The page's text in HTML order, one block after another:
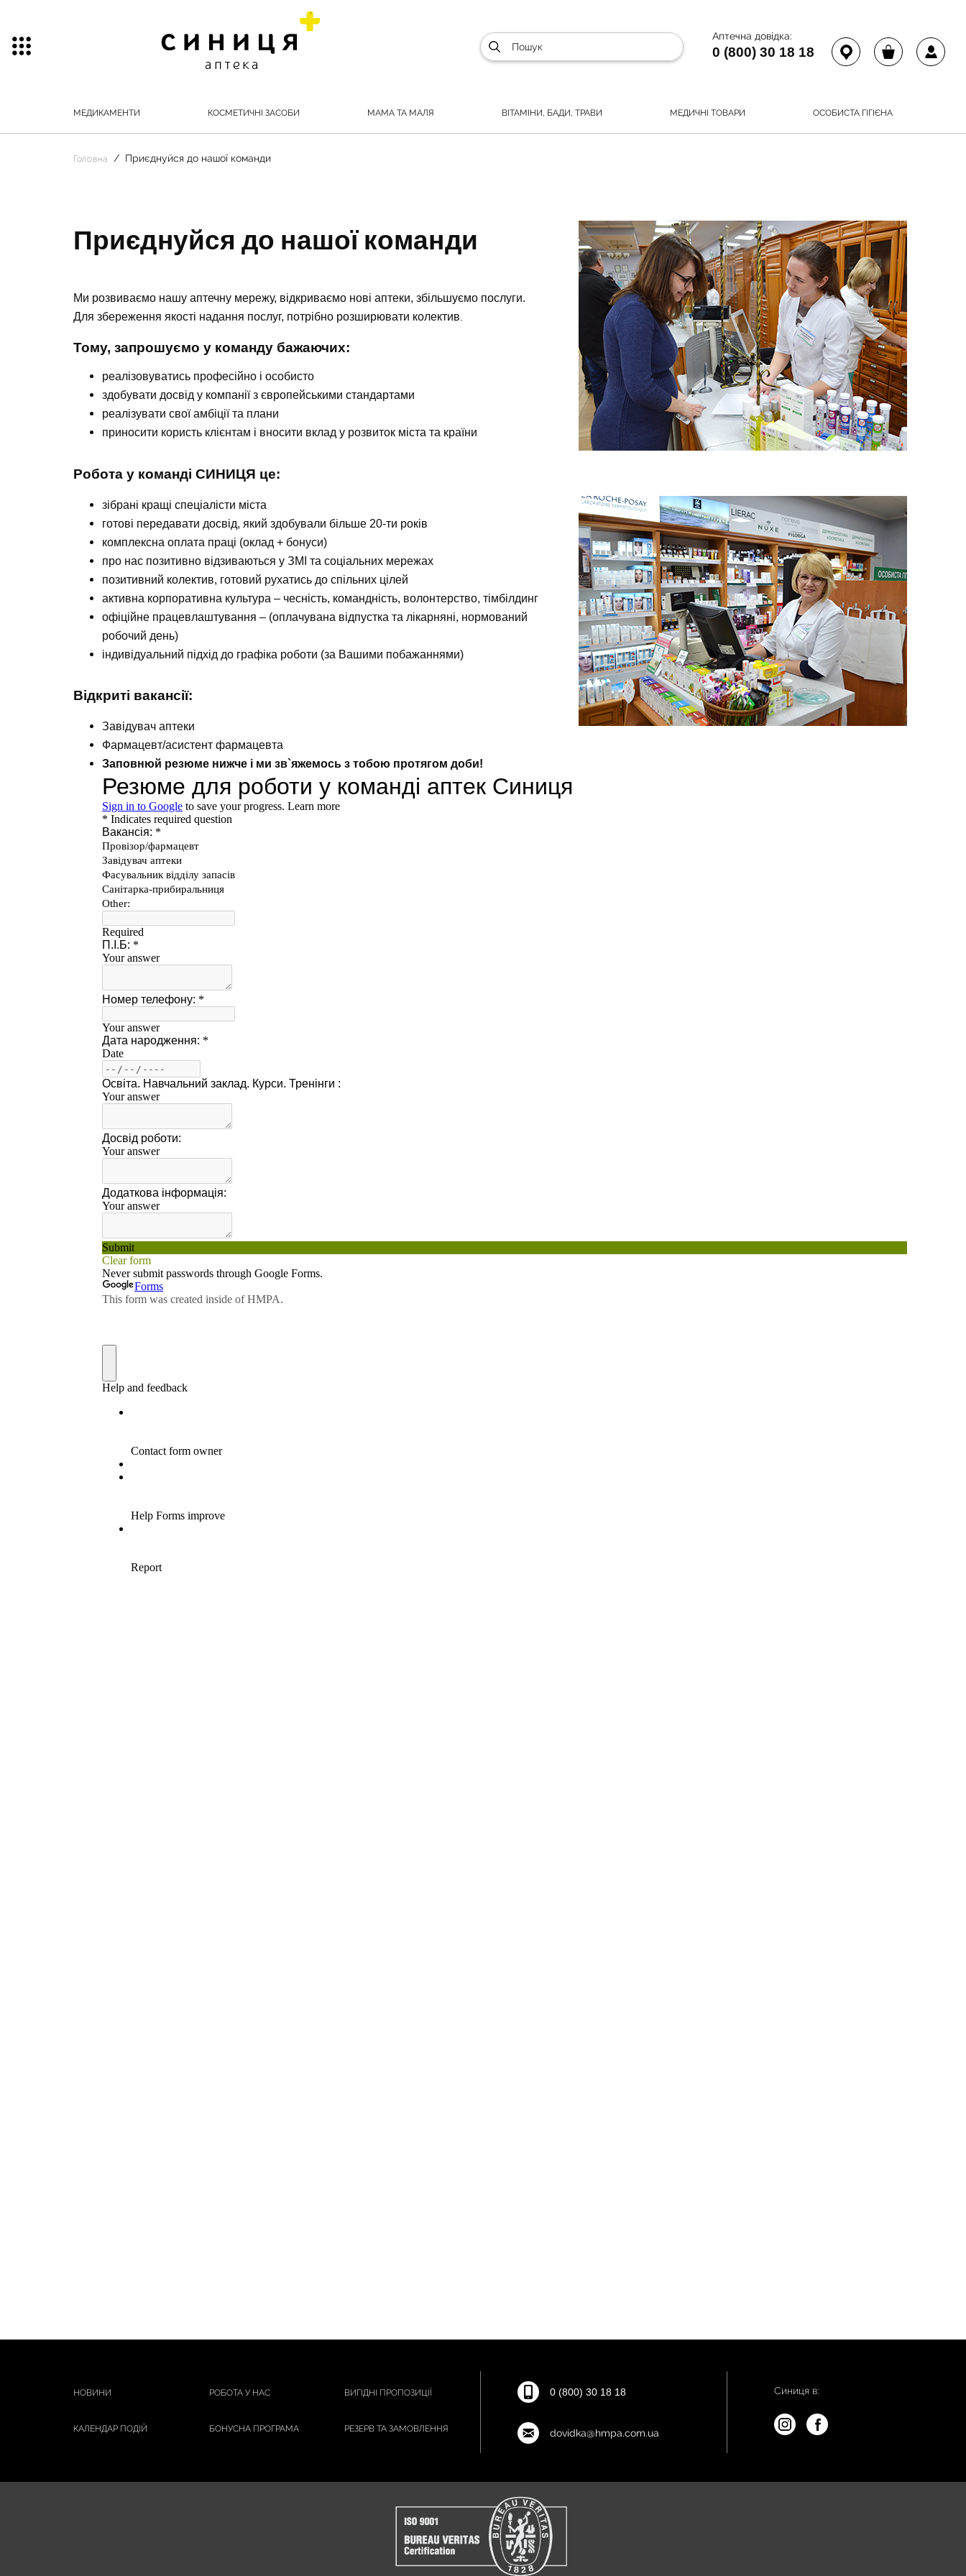
Аптечна довідка:
0 (800) 30 18 18
МЕДИКАМЕНТИ КОСМЕТИЧНІ ЗАСОБИ МАМА ТА МАЛЯ ВІТАМІНИ, БАДИ, ТРАВИ МЕДИЧНІ ТОВАРИ ОСОБИСТА ГІГІЄНА
Головна Приєднуйся до нашої команди
Приєднуйся до нашої команди
Ми розвиваємо нашу аптечну мережу, відкриваємо нові аптеки, збільшуємо послуги.
Для збереження якості надання послуг, потрібно розширювати колектив
Тому, запрошуємо у команду бажаючих:
реалізовуватись професійно і особисто
здобувати досвід у компанії з європейськими стандартами
реалізувати свої амбіції та плани
приносити користь клієнтам і вносити вклад у розвиток міста та країни
Робота у команді СИНИЦЯ це:
зібрані кращі спеціалісти міста
готові передавати досвід, який здобували більше 20-ти років
комплексна оплата праці (оклад + бонуси)
про нас позитивно відзиваються у ЗМІ та соціальних мережах
позитивний колектив, готовий рухатись до спільних цілей
активна корпоративна культура – чесність, командність, волонтерство, тімбілдинг
офіційне працевлаштування – (оплачувана відпустка та лікарняні, нормований
робочий день)
індивідуальний підхід до графіка роботи (за Вашими побажаннями)
Відкриті вакансії:
Завідувач аптеки
Фармацевт/асистент фармацевта
Заповнюй резюме нижче і ми зв`яжемось з тобою протягом доби!
НОВИНИ РОБОТА У НАС ВИГІДНІ ПРОПОЗИЦІЇ
КАЛЕНДАР ПОДІЙ БОНУСНА ПРОГРАМА РЕЗЕРВ ТА ЗАМОВЛЕННЯ
0 (800) 30 18 18
dovidka@hmpa.com.ua
Синиця в: